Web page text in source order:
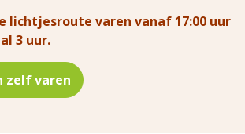
lichtjesroute varen vanaf 17:00 uur
3 uur.
zelf varen